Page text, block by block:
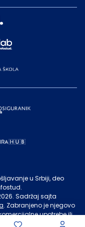
u Srbiji, deo
. Sadržaj sajta
. Zabranjeno je njegovo
upotrebe ili
sajta.